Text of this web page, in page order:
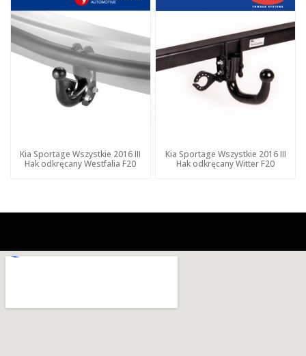
Kia Sportage Wszystkie 2016 III
Hak odkręcany Westfalia F20
Kia Sportage Wszystkie 2016 III
Hak odkręcany Witter F20